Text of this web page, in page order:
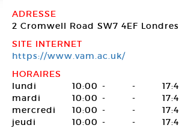
ADRESSE
2 Cromwell Road SW7 4EF Londres
SITE INTERNET
https://www.vam.ac.uk/
HORAIRES
lundi
10:00 - -
mardi
10:00 - -
mercredi
10:00 - -
jeudi
10:00 - -